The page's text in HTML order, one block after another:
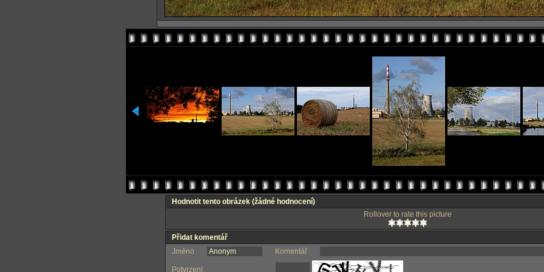
Hodnotit tento obrázek (žádné hodnocení)
Rollover to rate this picture
Přidat komentář
Jméno
Komentář
Potvrzení